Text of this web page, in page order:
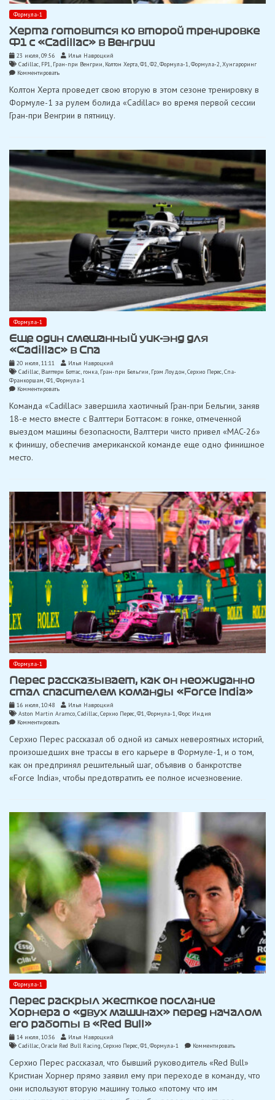
Формула-1
Херта готовится ко второй тренировке
Ф1 с «Cadillac» в Венгрии
23 июля, 09:56
Илья Навроцкий
Cadillac, FP1, Гран-при Венгрии, Колтон Херта,Ф1,Ф2,Формула-1,Формула-2,Хунгароринг
Комментироватьon
готовится
второй
тренировке
в
Венгрии
Колтон Херта проведет свою вторую в этом сезоне тренировку в
Формуле-1 за рулем болида «Cadillac» во время первой сессии
Гран-при Венгрии в пятницу.
Формула-1
Еще один смешанный уик-энд для
«Cadillac» в Спа
20 июля, 11:11
Илья Навроцкий
Cadillac, Валттери Боттас, гонка, Гран-при Бельгии, Грэм Лоудон,Серхио Перес,Спа-
Франкоршам,Ф1,Формула-1
Комментироватьon
один
смешанный
уик-
энд
«Cadillac»
Команда «Cadillac» завершила хаотичный Гран-при Бельгии, заняв
18-е место вместе с Валттери Боттасом: в гонке, отмеченной
выездом машины безопасности, Валттери чисто привел «MAC-26»
к финишу, обеспечив американской команде еще одно финишное
место.
Формула-1
Перес рассказывает, как он неожиданно
стал спасителем команды «Force India»
16 июля, 10:48
Илья Навроцкий
Aston Martin Aramco,Cadillac,Серхио Перес,Ф1,Формула-1,Форс Индия
Комментироватьon
рассказывает,
он
неожиданно
спасителем
Серхио Перес рассказал об одной из самых невероятных историй,
произошедших вне трассы в его карьере в Формуле-1, и о том,
как он предпринял решительный шаг, объявив о банкротстве
«Force India», чтобы предотвратить ее полное исчезновение.
Формула-1
Перес раскрыл жесткое послание
Хорнера о «двух машинах» перед началом
его работы в «Red Bull»
14 июля, 10:36
Илья Навроцкий
Cadillac,Oracle Red Bull Racing,Серхио Перес,Ф1,Формула-1 Комментироватьon
раскрыл
послание
Серхио Перес рассказал, что бывший руководитель «Red Bull»
Кристиан Хорнер прямо заявил ему при переходе в команду, что
они используют вторую машину только «потому что им